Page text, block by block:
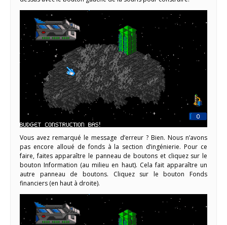
Vous avez remarqué le message d’erreur ? Bien. Nous n’avons
pas encore alloué de fonds à la section d’ingénierie. Pour ce
faire, faites apparaître le panneau de boutons et cliquez sur le
bouton Information (au milieu en haut). Cela fait apparaître un
autre panneau de boutons. Cliquez sur le bouton Fonds
financiers (en haut à droite).